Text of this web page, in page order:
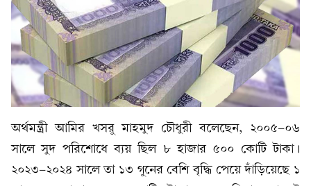
অর্থমন্ত্রী আমির খসরু মাহমুদ চৌধুরী বলেছেন, ২০০৫-০৬
সালে সুদ পরিশোধে ব্যয় ছিল ৮ হাজার ৫০০ কোটি টাকা।
২০২৩-২০২৪ সালে তা ১৩ গুনের বেশি বৃদ্ধি পেয়ে দাঁড়িয়েছে ১